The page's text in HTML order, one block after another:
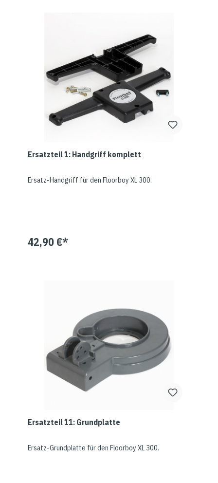
Ersatzteil 1: Handgriff komplett
Ersatz-Handgriff für den Floorboy XL 300.
42,90 €*
Ersatzteil 11: Grundplatte
Ersatz-Grundplatte für den Floorboy XL 300.